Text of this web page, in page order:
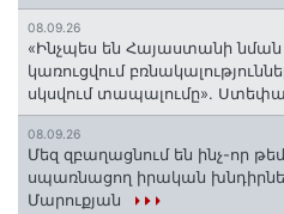
08.09.26
«Ինչպես են Հայաստանի նման
կառուցվում
սկսվում տապալումը».
08.09.26
Մեզ զբաղացնում են ինչ-որ
սպառնացող իրական
Մարուքյան